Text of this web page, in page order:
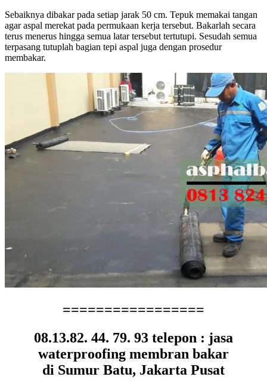
Sebaiknya dibakar pada setiap jarak 50 cm. Tepuk memakai tangan
agar aspal merekat pada permukaan kerja tersebut. Bakarlah secara
terus menerus hingga semua latar tersebut tertutupi. Sesudah semua
terpasang tutuplah bagian tepi aspal juga dengan prosedur
membakar.
=================
08.13.82. 44. 79. 93 telepon : jasa
waterproofing membran bakar
di Sumur Batu, Jakarta Pusat